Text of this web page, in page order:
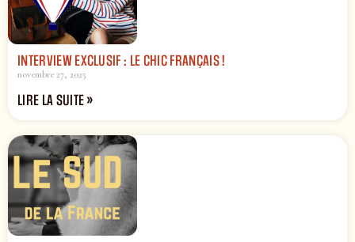
INTERVIEW EXCLUSIF : LE CHIC FRANÇAIS !
novembre 27, 2025
LIRE LA SUITE »